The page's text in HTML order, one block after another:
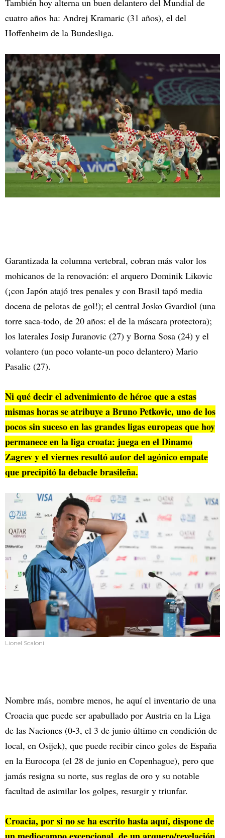
También hoy alterna un buen delantero del Mundial de
cuatro años ha: Andrej Kramaric (31 años), el del
Hoffenheim de la Bundesliga.
Garantizada la columna vertebral, cobran más valor los
mohicanos de la renovación: el arquero Dominik Likovic
(¡con Japón atajó tres penales y con Brasil tapó media
docena de pelotas de gol!); el central Josko Gvardiol (una
torre saca-todo, de 20 años: el de la máscara protectora);
los laterales Josip Juranovic (27) y Borna Sosa (24) y el
volantero (un poco volante-un poco delantero) Mario
Pasalic (27).
Ni qué decir el advenimiento de héroe que a estas
mismas horas se atribuye a Bruno Petkovic, uno de los
pocos sin suceso en las grandes ligas europeas que hoy
permanece en la liga croata: juega en el Dinamo
Zagrev y el viernes resultó autor del agónico empate
que precipitó la debacle brasileña.
Lionel Scaloni
Nombre más, nombre menos, he aquí el inventario de una
Croacia que puede ser apabullado por Austria en la Liga
de las Naciones (0-3, el 3 de junio último en condición de
local, en Osijek), que puede recibir cinco goles de España
en la Eurocopa (el 28 de junio en Copenhague), pero que
jamás resigna su norte, sus reglas de oro y su notable
facultad de asimilar los golpes, resurgir y triunfar.
Croacia, por si no se ha escrito hasta aquí, dispone de